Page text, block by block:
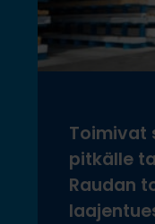
Toimivat
pitkälle
Raudan